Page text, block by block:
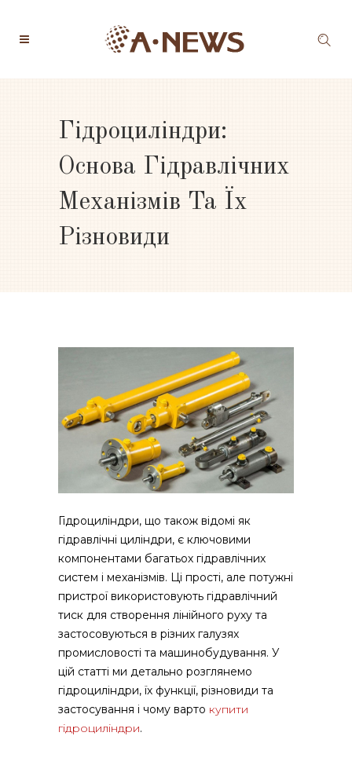
Гідроциліндри:
Основа Гідравлічних
Механізмів Та Їх
Різновиди
Гідроциліндри, що також відомі як
гідравлічні циліндри, є ключовими
компонентами багатьох гідравлічних
систем і механізмів. Ці прості, але потужні
пристрої використовують гідравлічний
тиск для створення лінійного руху та
застосовуються в різних галузях
промисловості та машинобудування. У
цій статті ми детально розглянемо
гідроциліндри, їх функції, різновиди та
застосування і чому варто купити
гідроциліндри.